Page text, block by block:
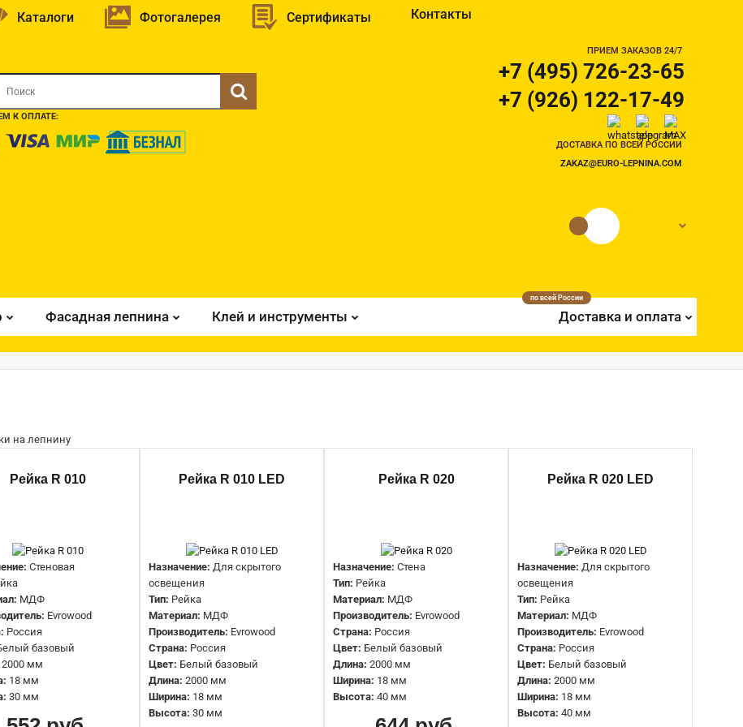
Каталоги Фотогалерея Сертификаты Контакты
К ОПЛАТЕ:
ПРИЕМ ЗАКАЗОВ 24/7
+7 (495) 726-23-65
+7 (926) 122-17-49
ДОСТАВКА ПО ВСЕЙ РОССИИ
ZAKAZ@EURO-LEPNINA.COM
Фасадная лепнина Клей и инструменты Доставка и оплата
по всей России
Рейка R 010 Назначение:
Цвет: Белый базовый
Длина:
Высота:
Рейка R 010 LED
857 руб.
Назначение:
Для скрытого освещения
Тип:
Материал:
Evrowood
Рейка R 010
Стеновая
МДФ
Evrowood
Россия
базовый
2000 мм
18 мм
30 мм
Рейка R 010 LED
Назначение: Для скрытого
освещения
Тип: Рейка
Материал: МДФ
Производитель: Evrowood
Страна: Россия
Цвет: Белый базовый
Длина: 2000 мм
Ширина: 18 мм
Высота: 30 мм
Рейка R 020
Назначение: Стена
Тип: Рейка
Материал: МДФ
Производитель: Evrowood
Страна: Россия
Цвет: Белый базовый
Длина: 2000 мм
Ширина: 18 мм
Высота: 40 мм
Рейка R 020 LED
Назначение: Для скрытого
освещения
Тип: Рейка
Материал: МДФ
Производитель: Evrowood
Страна: Россия
Цвет: Белый базовый
Длина: 2000 мм
Ширина: 18 мм
Высота: 40 мм